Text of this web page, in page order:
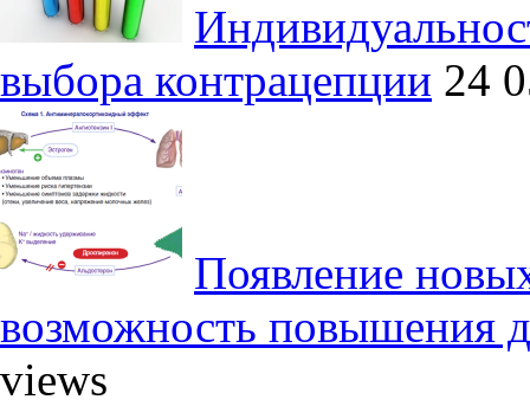
выбора контрацепции 24
Появление
возможность повышения
views